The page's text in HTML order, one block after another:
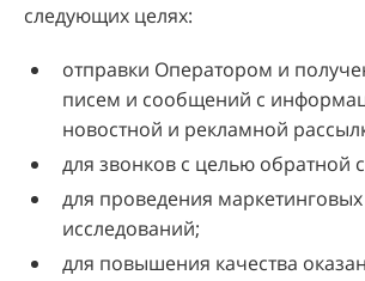
следующих целях:
отправки Оператором и
писем и сообщений с
новостной и рекламной
для звонков с целью обратной
для проведения
исследований;
для повышения качества